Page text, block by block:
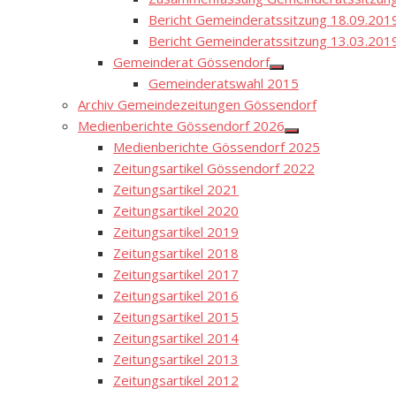
Bericht Gemeinderatssitzung
Bericht Gemeinderatssitzung
Gemeinderat Gössendorf
Show
sub
menu
Gemeinderatswahl 2015
Archiv Gemeindezeitungen Gössendorf
Medienberichte Gössendorf 2026
Show
sub
menu
Medienberichte Gössendorf 2025
Zeitungsartikel Gössendorf 2022
Zeitungsartikel 2021
Zeitungsartikel 2020
Zeitungsartikel 2019
Zeitungsartikel 2018
Zeitungsartikel 2017
Zeitungsartikel 2016
Zeitungsartikel 2015
Zeitungsartikel 2014
Zeitungsartikel 2013
Zeitungsartikel 2012